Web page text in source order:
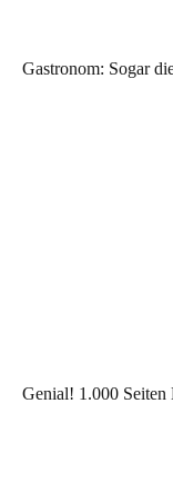
Gastronom: Sogar
Genial! 1.000